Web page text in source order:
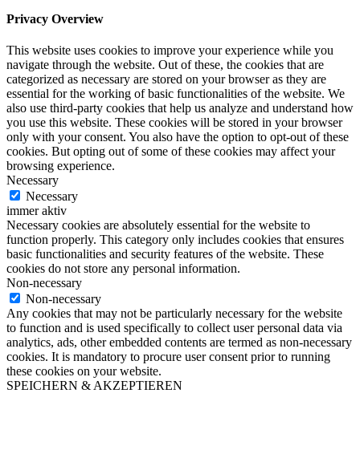
Privacy Overview
This website uses cookies to improve your experience while you
navigate through the website. Out of these, the cookies that are
categorized as necessary are stored on your browser as they are
essential for the working of basic functionalities of the website. We
also use third-party cookies that help us analyze and understand how
you use this website. These cookies will be stored in your browser
only with your consent. You also have the option to opt-out of these
cookies. But opting out of some of these cookies may affect your
browsing experience.
Necessary
Necessary
immer aktiv
Necessary cookies are absolutely essential for the website to
function properly. This category only includes cookies that ensures
basic functionalities and security features of the website. These
cookies do not store any personal information.
Non-necessary
Non-necessary
Any cookies that may not be particularly necessary for the website
to function and is used specifically to collect user personal data via
analytics, ads, other embedded contents are termed as non-necessary
cookies. It is mandatory to procure user consent prior to running
these cookies on your website.
SPEICHERN & AKZEPTIEREN